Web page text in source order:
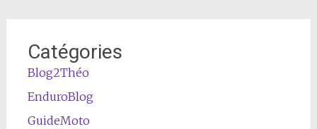
Catégories
Blog2Théo
EnduroBlog
GuideMoto